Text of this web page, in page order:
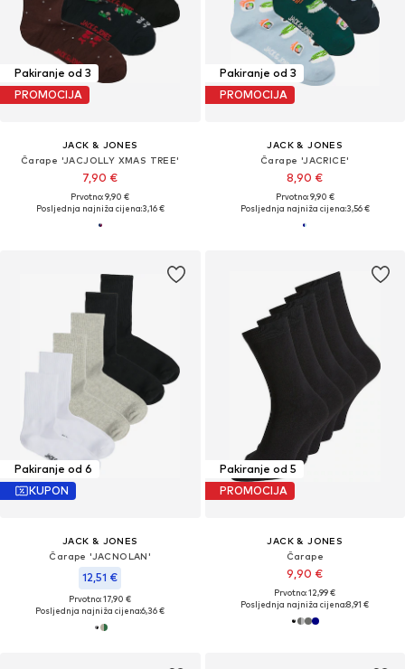
Pakiranje od 3
PROMOCIJA
JACK & JONES
Čarape 'JACJOLLY XMAS TREE'
7,90 €
Prvotno: 9,90 €
Posljednja najniža cijena:3,16 €
Pakiranje od 3
PROMOCIJA
JACK & JONES
Čarape 'JACRICE'
8,90 €
Prvotno: 9,90 €
Posljednja najniža cijena:3,56 €
Pakiranje od 6
KUPON
JACK & JONES
Čarape 'JACNOLAN'
12,51 €
Prvotno: 17,90 €
Posljednja najniža cijena:6,36 €
Pakiranje od 5
PROMOCIJA
JACK & JONES
Čarape
9,90 €
Prvotno: 12,99 €
Posljednja najniža cijena:8,91 €